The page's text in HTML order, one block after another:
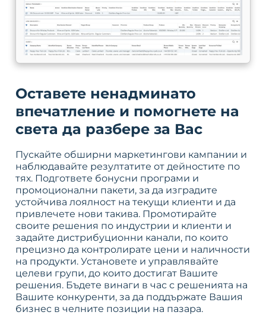
Оставете ненадминато
впечатление и помогнете на
света да разбере за Вас
Пускайте обширни маркетингови кампании и
наблюдавайте резултатите от дейностите по
тях. Подгответе бонусни програми и
промоционални пакети, за да изградите
устойчива лоялност на текущи клиенти и да
привлечете нови такива. Промотирайте
своите решения по индустрии и клиенти и
задайте дистрибуционни канали, по които
прецизно да контролирате цени и наличности
на продукти. Установете и управлявайте
целеви групи, до които достигат Вашите
решения. Бъдете винаги в час с решенията на
Вашите конкуренти, за да поддържате Вашия
бизнес в челните позиции на пазара.